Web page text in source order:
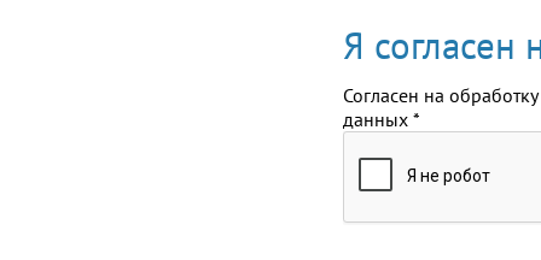
Я согласен
Согласен на обработку
данных *